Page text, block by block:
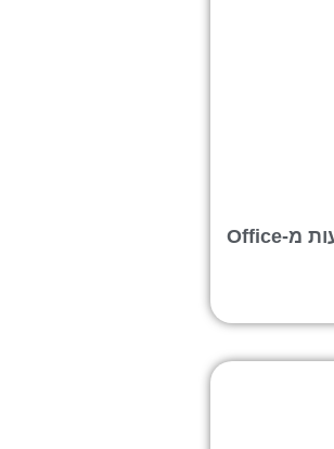
איך לשחזר קובץ שנמחק בטעות מ-Office